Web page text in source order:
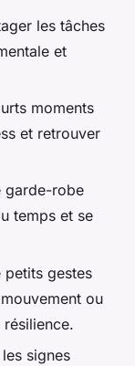
les tâches
et
moments
et retrouver
garde-robe
temps et se
petits gestes
ou
signes